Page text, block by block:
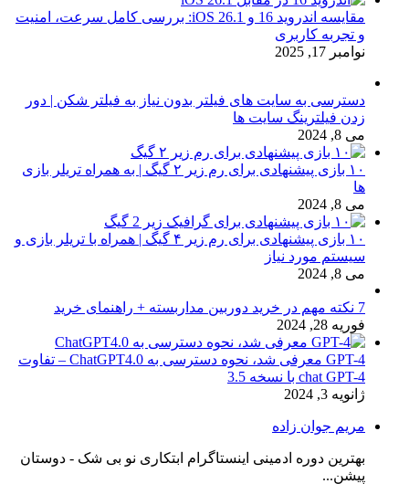
مقایسه اندروید 16 و iOS 26.1: بررسی کامل سرعت، امنیت
و تجربه کاربری
نوامبر 17, 2025
دسترسی به سایت های فیلتر بدون نیاز به فیلتر شکن | دور
زدن فیلترینگ سایت ها
می 8, 2024
۱۰ بازی پیشنهادی برای رم زیر ۲ گیگ | به همراه تریلر بازی
ها
می 8, 2024
۱۰ بازی پیشنهادی برای رم زیر ۴ گیگ | همراه با تریلر بازی و
سیستم مورد نیاز
می 8, 2024
7 نکته مهم در خرید دوربین مداربسته + راهنمای خرید
فوریه 28, 2024
GPT-4 معرفی شد، نحوه دسترسی به ChatGPT4.0 – تفاوت
chat GPT-4 با نسخه 3.5
ژانویه 3, 2024
مریم جوان زاده
بهترین دوره ادمینی اینستاگرام ابتکاری نو بی شک - دوستان
پیشن...